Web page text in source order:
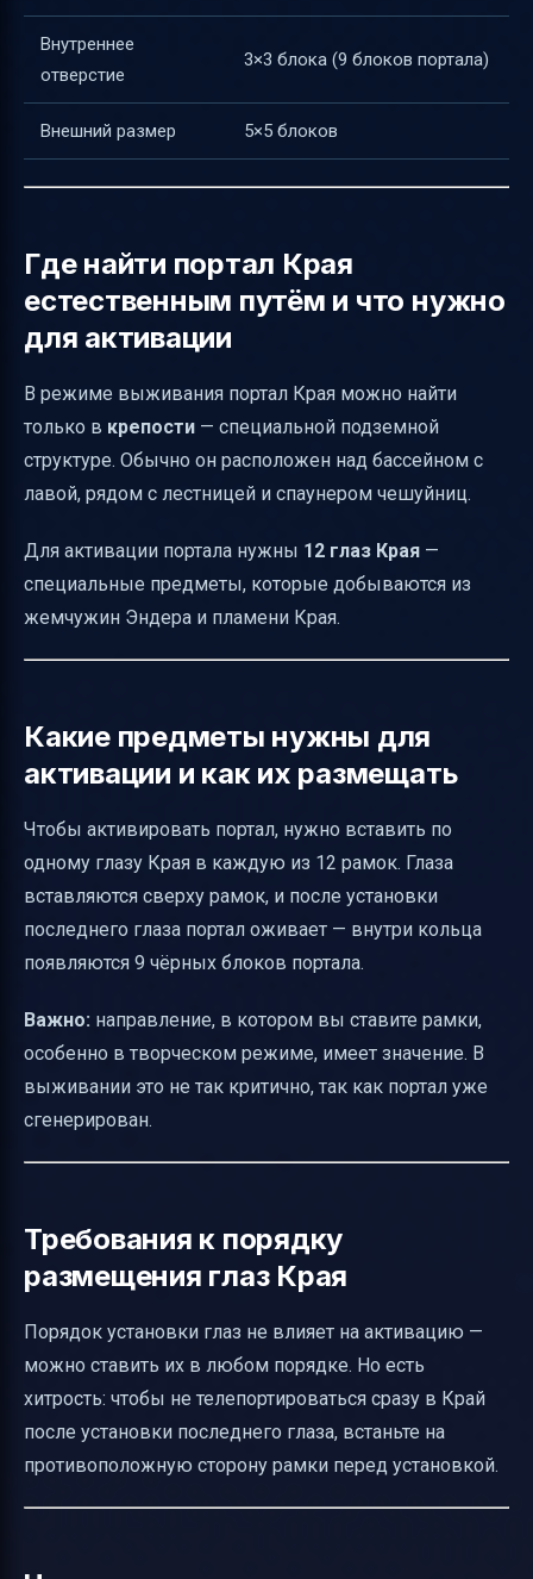
Внутреннее
отверстие
3×3 блока (9 блоков портала)
Внешний размер 5×5 блоков
Где найти портал Края
естественным путём и что нужно
для активации
В режиме выживания портал Края можно найти
только в крепости — специальной подземной
структуре. Обычно он расположен над бассейном с
лавой, рядом с лестницей и спаунером чешуйниц.
Для активации портала нужны 12 глаз Края —
специальные предметы, которые добываются из
жемчужин Эндера и пламени Края.
Какие предметы нужны для
активации и как их размещать
Чтобы активировать портал, нужно вставить по
одному глазу Края в каждую из 12 рамок. Глаза
вставляются сверху рамок, и после установки
последнего глаза портал оживает — внутри кольца
появляются 9 чёрных блоков портала.
Важно: направление, в котором вы ставите рамки,
особенно в творческом режиме, имеет значение. В
выживании это не так критично, так как портал уже
сгенерирован.
Требования к порядку
размещения глаз Края
Порядок установки глаз не влияет на активацию —
можно ставить их в любом порядке. Но есть
хитрость: чтобы не телепортироваться сразу в Край
после установки последнего глаза, встаньте на
противоположную сторону рамки перед установкой.